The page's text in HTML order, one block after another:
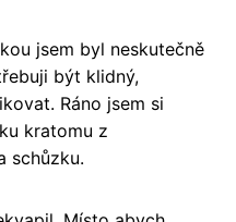
jsem byl neskutečně
být klidný,
Ráno jsem si
kratomu z
schůzku.